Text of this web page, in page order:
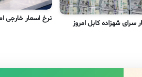
نرخ اسعار خارجی
سرای شهزاده کابل امروز